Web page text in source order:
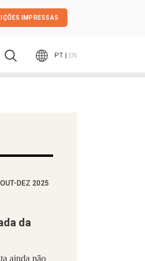
IMPRESSAS
PT | EN
DEZ 2025
da
ainda não